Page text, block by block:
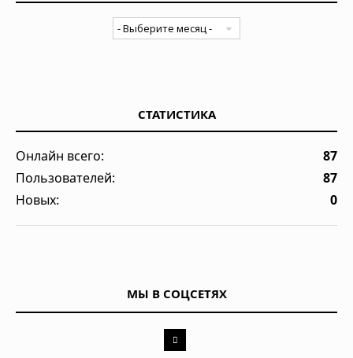
СТАТИСТИКА
Онлайн всего:
87
Пользователей:
87
Новых:
0
МЫ В СОЦСЕТЯХ